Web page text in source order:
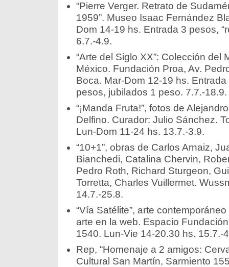
“Pierre Verger. Retrato de
1959”. Museo Isaac Fernández
Dom 14-19 hs. Entrada 3 pesos,
6.7.-4.9.
“Arte del Siglo XX”: Colección del
México. Fundación Proa, Av.
Boca. Mar-Dom 12-19 hs.
pesos, jubilados 1 peso. 7.7.-18.9.
“¡Manda Fruta!”, fotos de
Delfino. Curador: Julio Sánchez.
Lun-Dom 11-24 hs. 13.7.-3.9.
“10+1”, obras de Carlos Arnaiz,
Bianchedi, Catalina Chervin,
Pedro Roth, Richard Sturgeon,
Torretta, Charles Vuillermet.
14.7.-25.8.
“Vía Satélite”, arte
arte en la web. Espacio
1540. Lun-Vie 14-20.30 hs. 15.7.-
Rep, “Homenaje a 2 amigos:
Cultural San Martín, Sarmiento